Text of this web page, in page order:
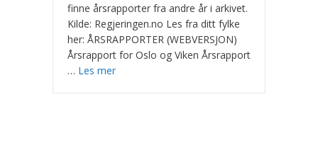
finne årsrapporter fra andre år i arkivet.
Kilde: Regjeringen.no Les fra ditt fylke
her: ÅRSRAPPORTER (WEBVERSJON)
Årsrapport for Oslo og Viken Årsrapport
… Les mer